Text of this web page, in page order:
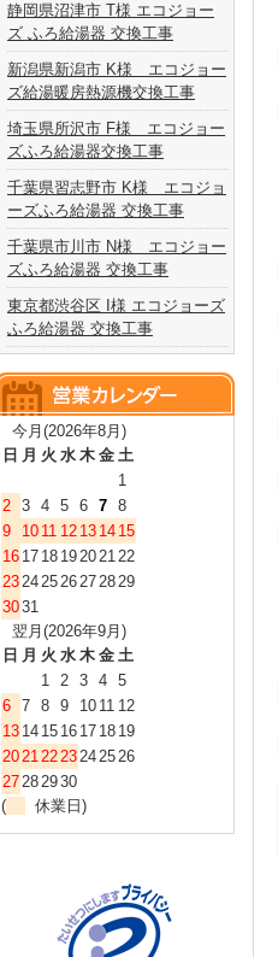
静岡県沼津市 T様 エコジョー
ズ ふろ給湯器 交換工事
新潟県新潟市 K様 エコジョー
ズ給湯暖房熱源機交換工事
埼玉県所沢市 F様 エコジョー
ズふろ給湯器交換工事
千葉県習志野市 K様 エコジョ
ーズふろ給湯器 交換工事
千葉県市川市 N様 エコジョー
ズふろ給湯器 交換工事
東京都渋谷区 I様 エコジョーズ
ふろ給湯器 交換工事
今月(2026年8月)
日 月 火 水 木 金 土
1
2 3 4 5 6 7 8
9
10 11 12 13 14 15
16 17 18 19202122
23242526272829
3031
翌月(2026年9月)
日 月 火 水 木 金 土
1 2 3 4 5
6 7 8 9 10 11 12
13 14 15 16 17 18 19
20212223242526
27282930
(
休業日)